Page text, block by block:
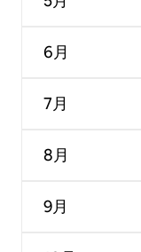
6月
7月
8月
9月